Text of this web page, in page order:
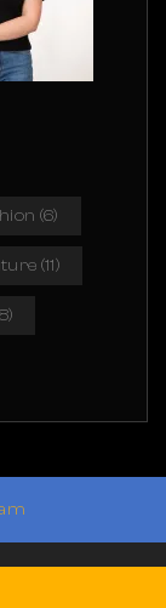
(6)
(11)